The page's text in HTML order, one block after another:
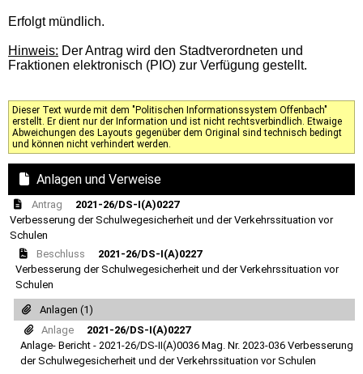
Erfolgt mündlich.
Hinweis: Der Antrag wird den Stadtverordneten und
Fraktionen elektronisch (PIO) zur Verfügung gestellt.
Dieser Text wurde mit dem "Politischen Informationssystem Offenbach"
erstellt. Er dient nur der Information und ist nicht rechtsverbindlich. Etwaige
Abweichungen des Layouts gegenüber dem Original sind technisch bedingt
und können nicht verhindert werden.
Anlagen und Verweise
Antrag
2021-26/DS-I(A)0227
Verbesserung der Schulwegesicherheit und der Verkehrssituation vor
Schulen
Beschluss
2021-26/DS-I(A)0227
Verbesserung der Schulwegesicherheit und der Verkehrssituation vor
Schulen
Anlagen (1)
Anlage
2021-26/DS-I(A)0227
Anlage- Bericht - 2021-26/DS-II(A)0036 Mag. Nr. 2023-036 Verbesserung
der Schulwegesicherheit und der Verkehrssituation vor Schulen